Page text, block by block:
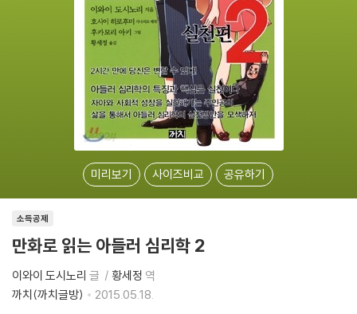
미리보기 사이즈비교 공유하기
소득공제
만화로 읽는 아들러 심리학 2
이와이 도시노리 글 황세정 역
까치(까치글방)
2015.05.18.